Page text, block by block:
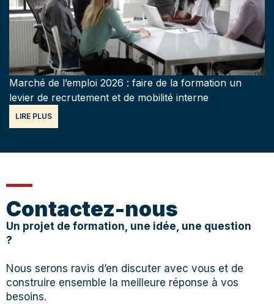
Marché de l’emploi 2026 : faire de la formation un
levier de recrutement et de mobilité interne
LIRE PLUS
Contactez-nous
Un projet de formation, une idée, une question
?
Nous serons ravis d’en discuter avec vous et de
construire ensemble la meilleure réponse à vos
besoins.